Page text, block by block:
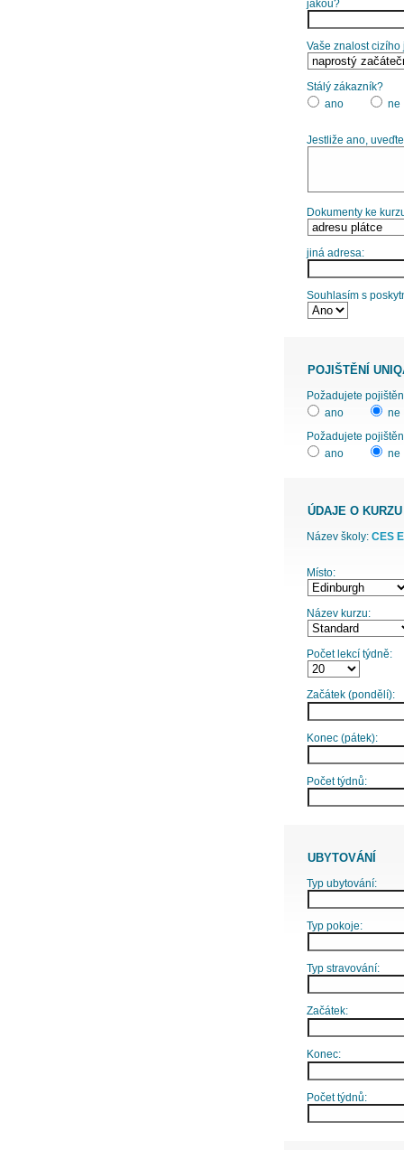
jakou?
Vaše znalost cizího
Stálý zákazník?
ano
ne
Jestliže ano,
Dokumenty ke
jiná adresa:
Souhlasím s
POJIŠTĚNÍ
ano
ne
Požadujete
ano
ne
ÚDAJE O KURZU
Název školy: CES
Místo:
Název kurzu:
Počet lekcí týdně:
Začátek (pondělí):
Konec (pátek):
Počet týdnů:
UBYTOVÁNÍ
Typ ubytování:
Typ pokoje:
Typ stravování:
Začátek:
Konec:
Počet týdnů: